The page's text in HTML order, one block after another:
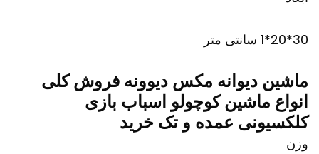
30*20*1 سانتی متر
ماشین دیوانه مکس دیوونه فروش کلی
انواع ماشین کوچولو اسباب بازی
کلکسیونی عمده و تک خرید
وزن